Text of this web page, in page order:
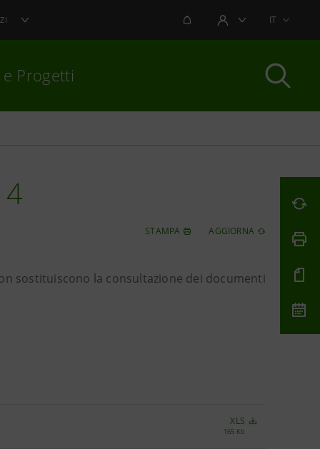
NOTIFICHEAREA UTENTEIT
e Progetti
STAMPA AGGIORNA
sostituiscono la consultazione dei documenti
XLS
165 Kb